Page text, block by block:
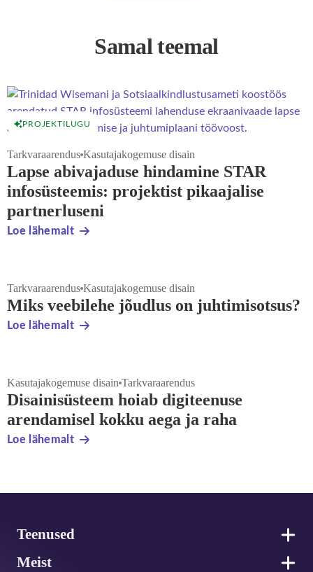
Samal teemal
PROJEKTILUGU
Tarkvaraarendus Kasutajakogemuse disain
Lapse abivajaduse hindamine STAR
infosüsteemis: projektist pikaajalise
partnerluseni
Loe lähemalt
Tarkvaraarendus Kasutajakogemuse disain
Miks veebilehe jõudlus on juhtimisotsus?
Loe lähemalt
Kasutajakogemuse disain Tarkvaraarendus
Disainisüsteem hoiab digiteenuse
arendamisel kokku aega ja raha
Loe lähemalt
Teenused
Meist